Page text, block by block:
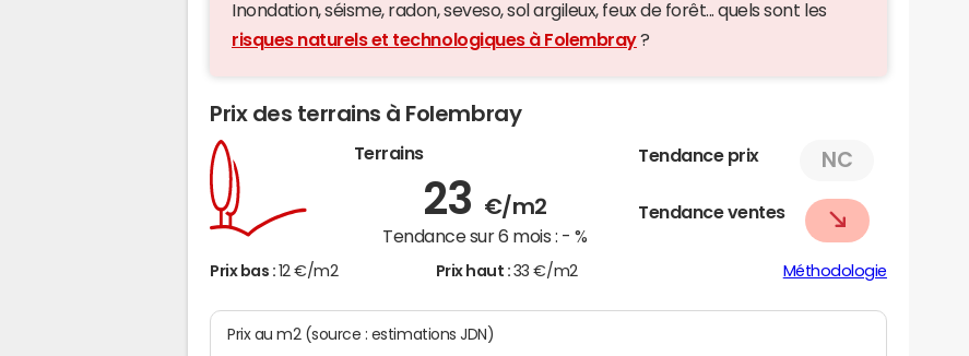
Inondation, séisme, radon, seveso, sol argileux, feux de forêt... quels sont les
risques naturels et technologiques à Folembray?
Prix des terrains à Folembray
Terrains
23 €/m2
Tendance sur 6 mois : - %
Tendance prix NC
Tendance ventes
Prix bas : 12 €/m2 Prix haut : 33 €/m2 Méthodologie
Prix au m2 (source : estimations JDN)